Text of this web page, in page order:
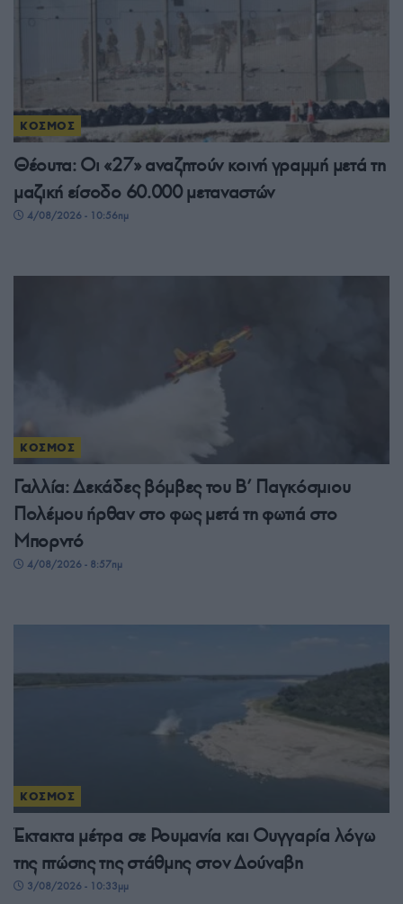
ΚΟΣΜΟΣ
Θέουτα: Οι «27» αναζητούν κοινή γραμμή μετά τη
μαζική είσοδο 60.000 μεταναστών
4/08/2026 - 10:56πμ
ΚΟΣΜΟΣ
Γαλλία: Δεκάδες βόμβες του Β’ Παγκόσμιου
Πολέμου ήρθαν στο φως μετά τη φωτιά στο
Μπορντό
4/08/2026 - 8:57πμ
ΚΟΣΜΟΣ
Έκτακτα μέτρα σε Ρουμανία και Ουγγαρία λόγω
της πτώσης της στάθμης στον Δούναβη
3/08/2026 - 10:33μμ